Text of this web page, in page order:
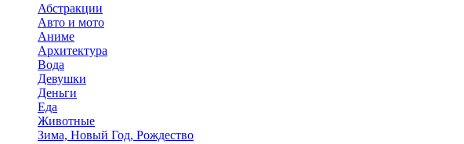
Абстракции
Авто и мото
Аниме
Архитектура
Вода
Девушки
Деньги
Еда
Животные
Зима, Новый Год, Рождество